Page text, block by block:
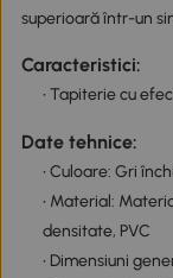
superioară într-un
Caracteristici:
• Tapiterie cu
Date tehnice:
• Culoare: Gri
• Material:
densitate, PVC
• Dimensiuni